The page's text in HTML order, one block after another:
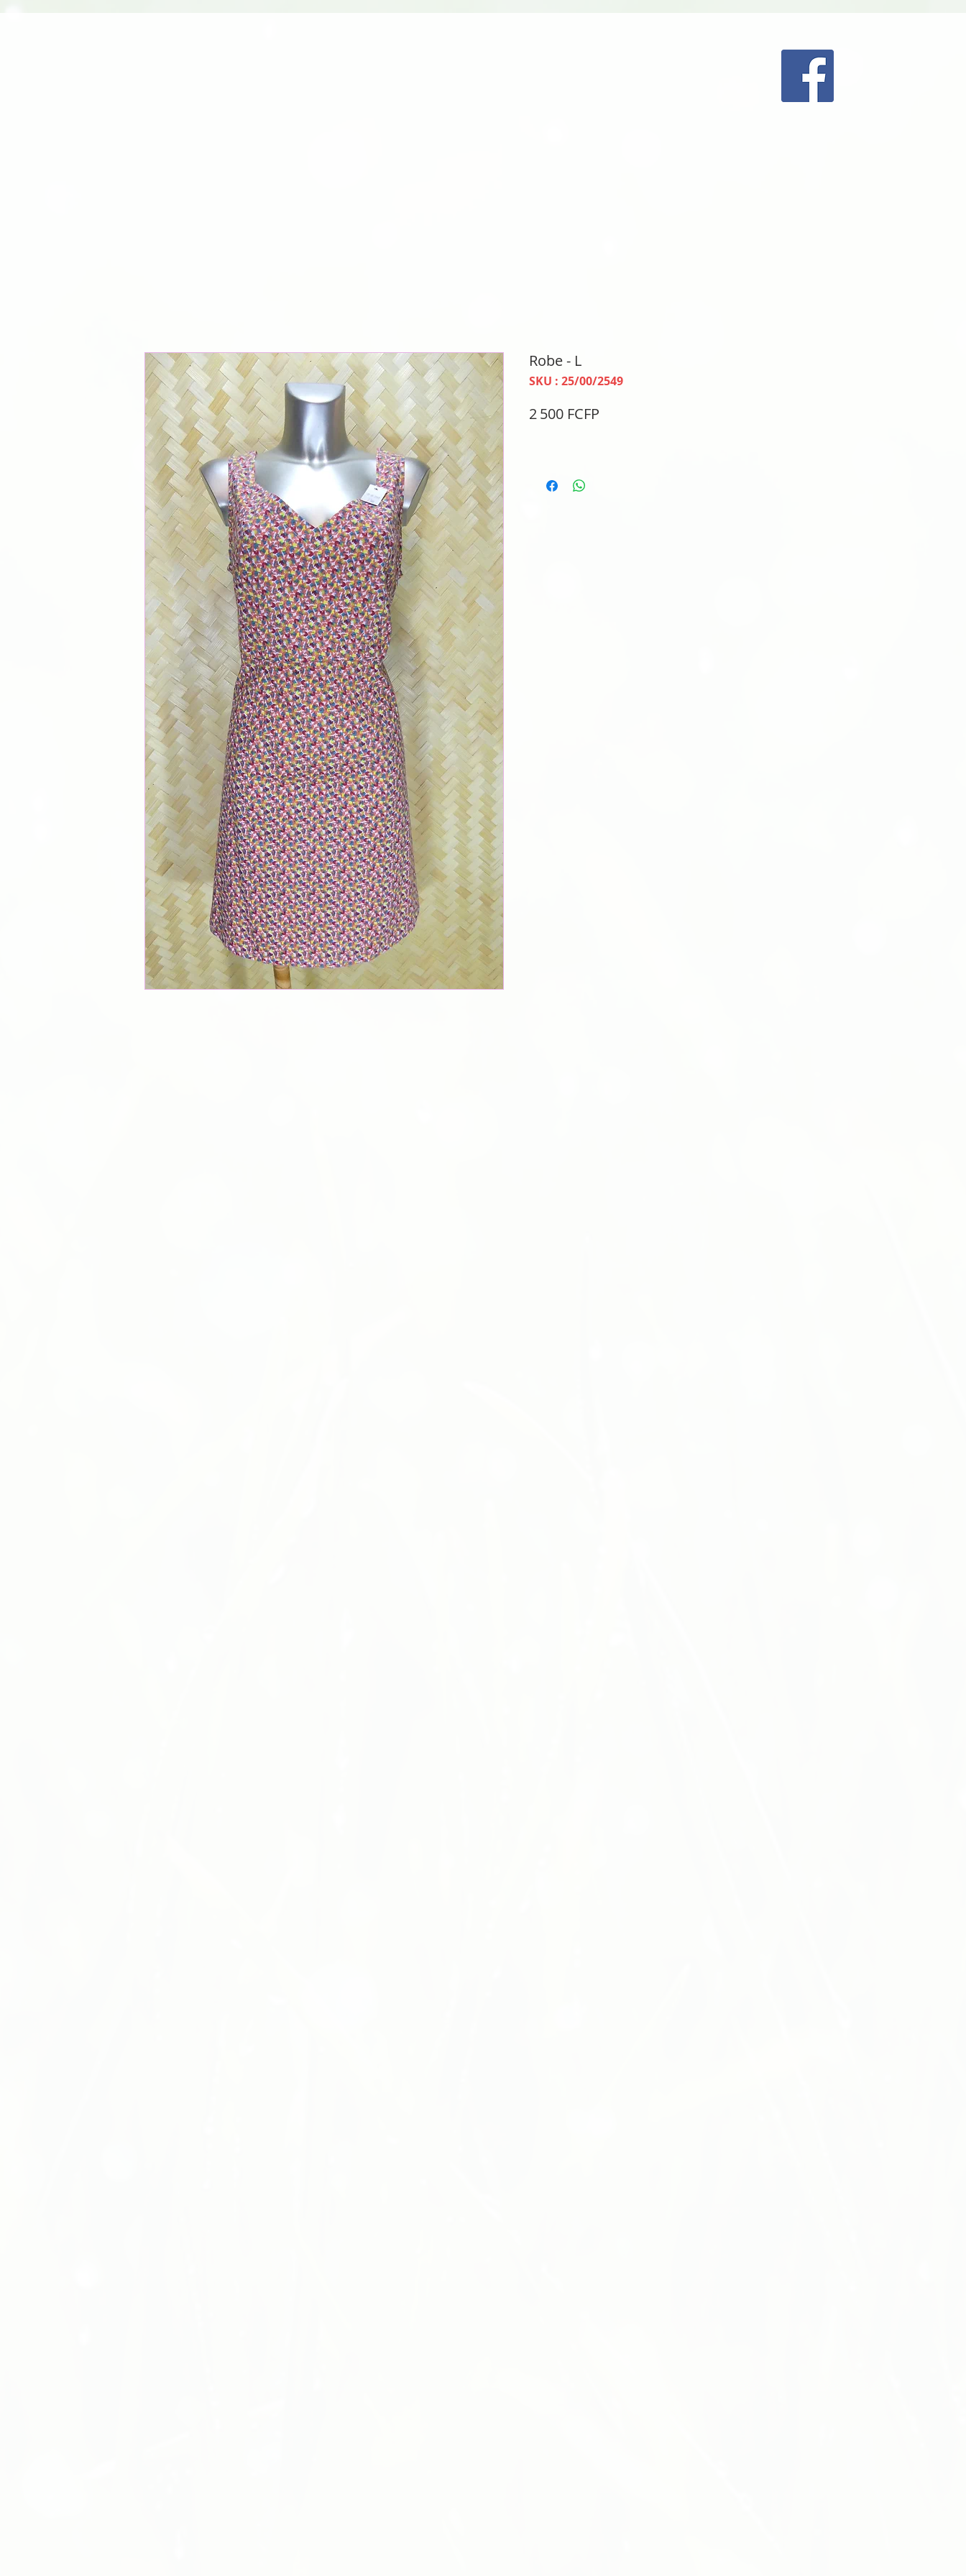
Robe - L
SKU : 25/00/2549
2 500 FCFP